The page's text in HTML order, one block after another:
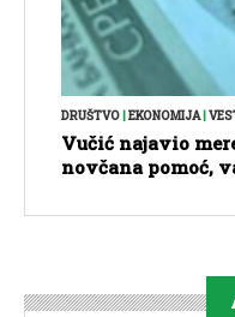
DRUŠTVO EKONOMIJA|
Vučić najavio
novčana pomoć,